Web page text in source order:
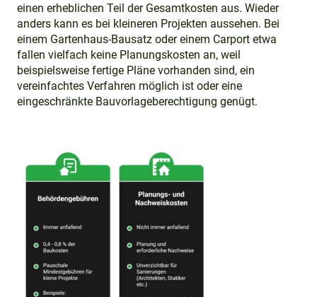
einen erheblichen Teil der Gesamtkosten aus. Wieder
anders kann es bei kleineren Projekten aussehen. Bei
einem Gartenhaus-Bausatz oder einem Carport etwa
fallen vielfach keine Planungskosten an, weil
beispielsweise fertige Pläne vorhanden sind, ein
vereinfachtes Verfahren möglich ist oder eine
eingeschränkte Bauvorlageberechtigung genügt.